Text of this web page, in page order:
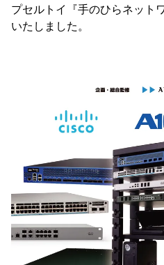
プセルトイ『手のひらネット
いたしました。